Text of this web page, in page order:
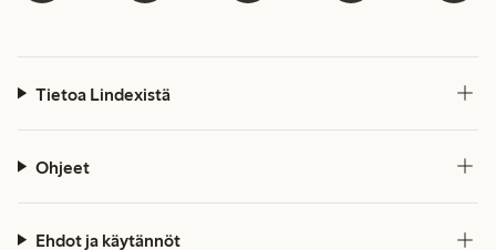
Tietoa Lindexistä
Ohjeet
Ehdot ja käytännöt